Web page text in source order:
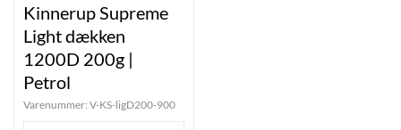
Kinnerup Supreme
Light dækken
1200D 200g |
Petrol
Varenummer: V-KS-ligD200-900